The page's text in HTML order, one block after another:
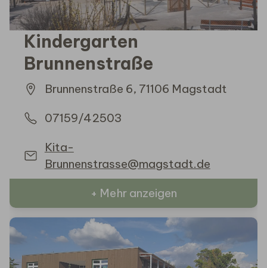
Kindergarten
Brunnenstraße
Brunnenstraße 6, 71106 Magstadt
07159/42503
Kita-
Brunnenstrasse@magstadt.de
+ Mehr anzeigen